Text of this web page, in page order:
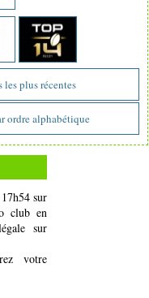
les plus récentes
ordre alphabétique
sur
club en
sur
votre